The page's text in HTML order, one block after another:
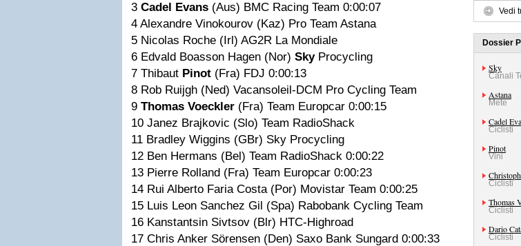
3 Cadel Evans (Aus) BMC Racing Team 0:00:07
4 Alexandre Vinokourov (Kaz) Pro Team Astana
5 Nicolas Roche (Irl) AG2R La Mondiale
6 Edvald Boasson Hagen (Nor) SkyProcycling
7 Thibaut Pinot (Fra) FDJ 0:00:13
8 Rob Ruijgh (Ned) Vacansoleil-DCM Pro Cycling Team
9 Thomas Voeckler (Fra) Team Europcar 0:00:15
10 Janez Brajkovic (Slo) Team RadioShack
11 Bradley Wiggins (GBr) Sky Procycling
12 Ben Hermans (Bel) Team RadioShack 0:00:22
13 Pierre Rolland (Fra) Team Europcar 0:00:23
14 Rui Alberto Faria Costa (Por) Movistar Team 0:00:25
15 Luis Leon Sanchez Gil (Spa) Rabobank Cycling Team
16 Kanstantsin Sivtsov (Blr) HTC-Highroad
17 Chris Anker Sörensen (Den) Saxo Bank Sungard 0:00:33
Vedi
Dossier
Sky
Canali
Astana
Mete
Cadel
Ciclisti
Pinot
Vini
Ciclisti
Thomas
Ciclisti
Dario
Ciclisti